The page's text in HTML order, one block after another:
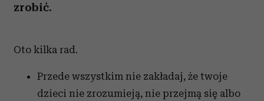
zrobić.
Oto kilka rad.
Przede wszystkim nie zakładaj, że twoje
dzieci nie zrozumieją, nie przejmą się albo